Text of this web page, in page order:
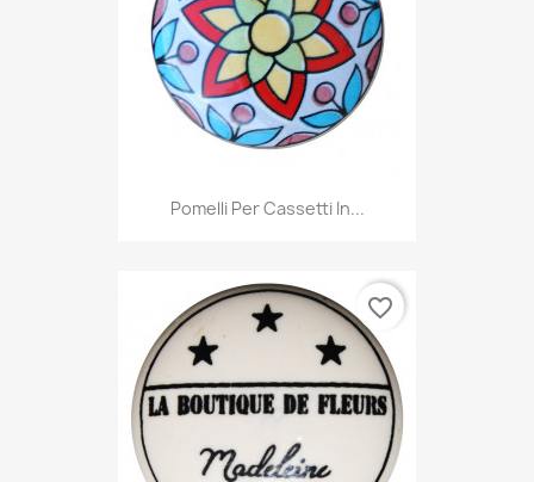
Pomelli Per Cassetti In...
favorite_border